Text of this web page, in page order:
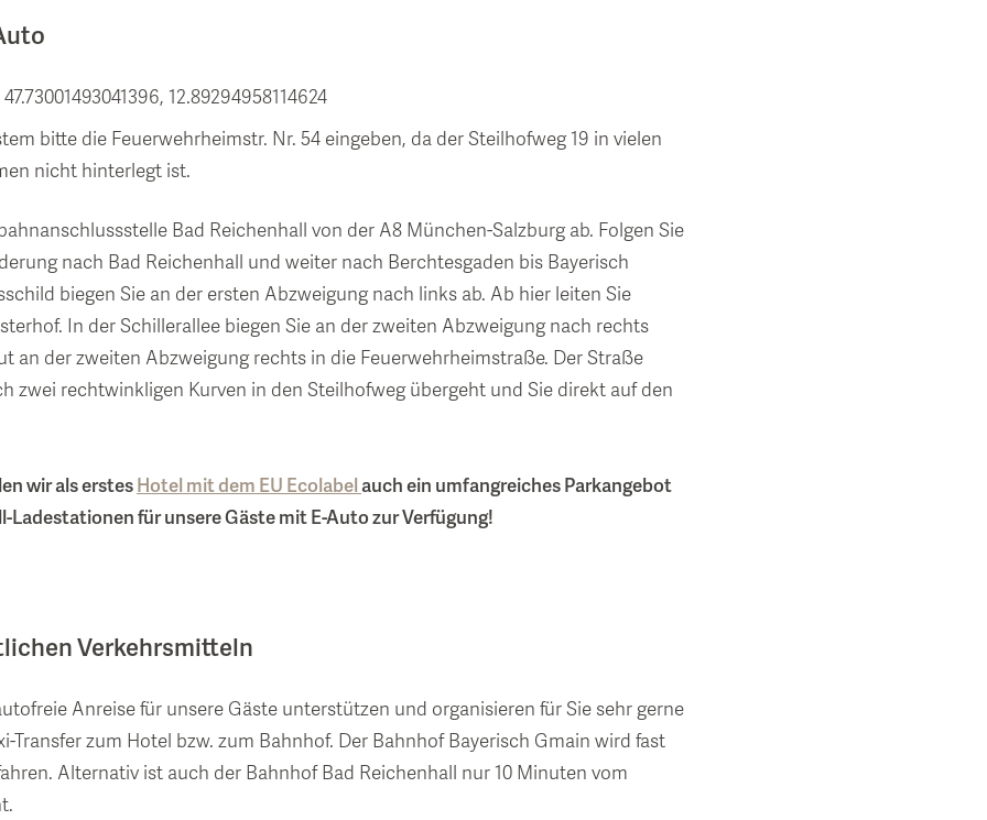
12.89294958114624
bitte die Feuerwehrheimstr. Nr. 54 eingeben, da der Steilhofweg 19 in vielen
nicht hinterlegt ist.
Bad Reichenhall von der A8 München-Salzburg ab. Folgen Sie
nach Bad Reichenhall und weiter nach Berchtesgaden bis Bayerisch
biegen Sie an der ersten Abzweigung nach links ab. Ab hier leiten Sie
In der Schillerallee biegen Sie an der zweiten Abzweigung nach rechts
an der zweiten Abzweigung rechts in die Feuerwehrheimstraße. Der Straße
zwei rechtwinkligen Kurven in den Steilhofweg übergeht und Sie direkt auf den
wir als erstesHotel mit dem EU Ecolabelauch ein umfangreiches Parkangebot
Ladestationen für unsere Gäste mit E-Auto zur Verfügung!
Verkehrsmitteln
Anreise für unsere Gäste unterstützen und organisieren für Sie sehr gerne
Transfer zum Hotel bzw. zum Bahnhof. Der Bahnhof Bayerisch Gmain wird fast
Alternativ ist auch der Bahnhof Bad Reichenhall nur 10 Minuten vom